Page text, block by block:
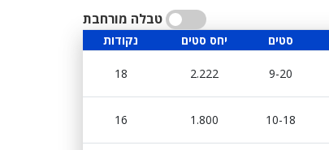
טבלה מורחבת
נקודות יחס סטים סטים
18 2.222 9-20
16 1.800 10-18